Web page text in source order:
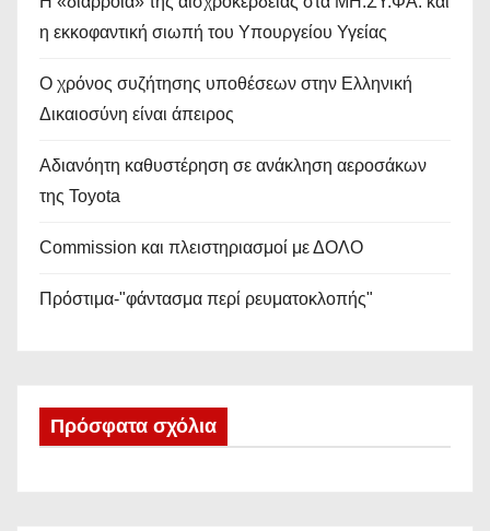
η εκκοφαντική σιωπή του Υπουργείου Υγείας
Ο χρόνος συζήτησης υποθέσεων στην Ελληνική
Δικαιοσύνη είναι άπειρος
Αδιανόητη καθυστέρηση σε ανάκληση αεροσάκων
της Toyota
Commission και πλειστηριασμοί με ΔΟΛΟ
Πρόστιμα-"φάντασμα περί ρευματοκλοπής"
Πρόσφατα σχόλια